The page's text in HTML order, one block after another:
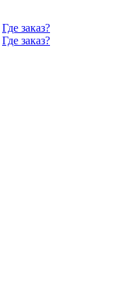
Где заказ?
Где заказ?